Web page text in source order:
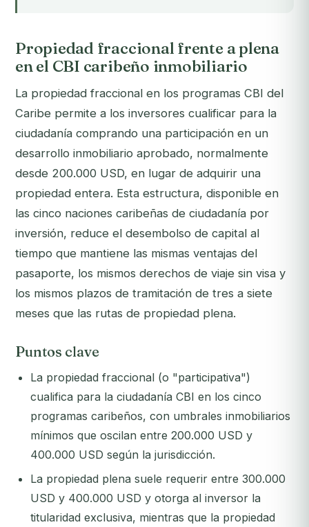
Propiedad fraccional frente a plena
en el CBI caribeño inmobiliario
La propiedad fraccional en los programas CBI del
Caribe permite a los inversores cualificar para la
ciudadanía comprando una participación en un
desarrollo inmobiliario aprobado, normalmente
desde 200.000 USD, en lugar de adquirir una
propiedad entera. Esta estructura, disponible en
las cinco naciones caribeñas de ciudadanía por
inversión, reduce el desembolso de capital al
tiempo que mantiene las mismas ventajas del
pasaporte, los mismos derechos de viaje sin visa y
los mismos plazos de tramitación de tres a siete
meses que las rutas de propiedad plena.
Puntos clave
La propiedad fraccional (o "participativa")
cualifica para la ciudadanía CBI en los cinco
programas caribeños, con umbrales inmobiliarios
mínimos que oscilan entre 200.000 USD y
400.000 USD según la jurisdicción.
La propiedad plena suele requerir entre 300.000
USD y 400.000 USD y otorga al inversor la
titularidad exclusiva, mientras que la propiedad